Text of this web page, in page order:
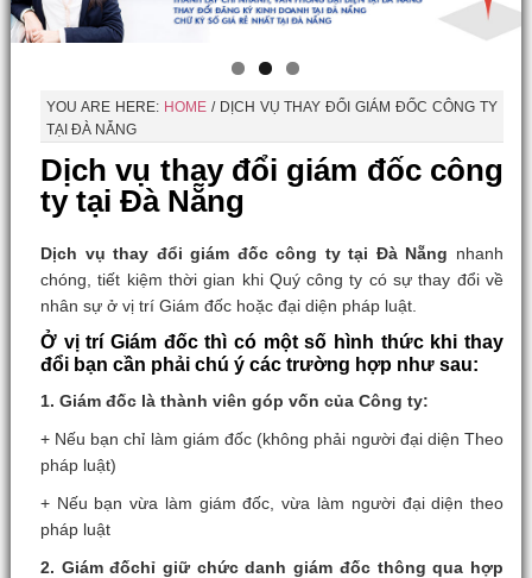
YOU ARE HERE: HOME /DỊCH VỤ THAY ĐỔI GIÁM ĐỐC CÔNG TY
TẠI ĐÀ NẴNG
Dịch vụ thay đổi giám đốc công
ty tại Đà Nẵng
Dịch vụ thay đổi giám đốc công ty tại Đà Nẵng nhanh
chóng, tiết kiệm thời gian khi Quý công ty có sự thay đổi về
nhân sự ở vị trí Giám đốc hoặc đại diện pháp luật.
Ở vị trí Giám đốc thì có một số hình thức khi thay
đổi bạn cần phải chú ý các trường hợp như sau:
1. Giám đốc là thành viên góp vốn của Công ty:
+ Nếu bạn chỉ làm giám đốc (không phải người đại diện Theo
pháp luật)
+ Nếu bạn vừa làm giám đốc, vừa làm người đại diện theo
pháp luật
2. Giám đốchỉ giữ chức danh giám đốc thông qua hợp